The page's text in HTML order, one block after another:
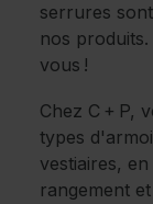
serrures
nos
vous !
Chez C + P,
types
vestiaires,
rangement